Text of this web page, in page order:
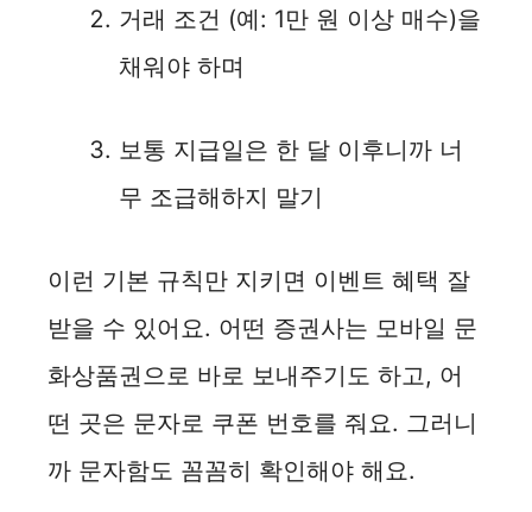
거래 조건 (예: 1만 원 이상 매수)을
채워야 하며
보통 지급일은 한 달 이후니까 너
무 조급해하지 말기
이런 기본 규칙만 지키면 이벤트 혜택 잘
받을 수 있어요. 어떤 증권사는 모바일 문
화상품권으로 바로 보내주기도 하고, 어
떤 곳은 문자로 쿠폰 번호를 줘요. 그러니
까 문자함도 꼼꼼히 확인해야 해요.